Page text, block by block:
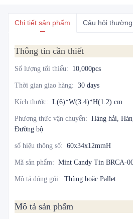
Chi tiết sản phẩm Câu hỏi
Thông tin cần thiết
Số lượng tối thiểu: 10,000pcs
Thời gian giao hàng: 30 days
Kích thước: L(6)*W(3.4)*H(1.2) cm
Phương thức vận chuyển: Hàng hải,
Đường bộ
số hiệu thông số: 60x34x12mmH
Mã sản phẩm: Mint Candy Tin BRCA-
Mô tả đóng gói: Thùng hoặc Pallet
Mô tả sản phẩm